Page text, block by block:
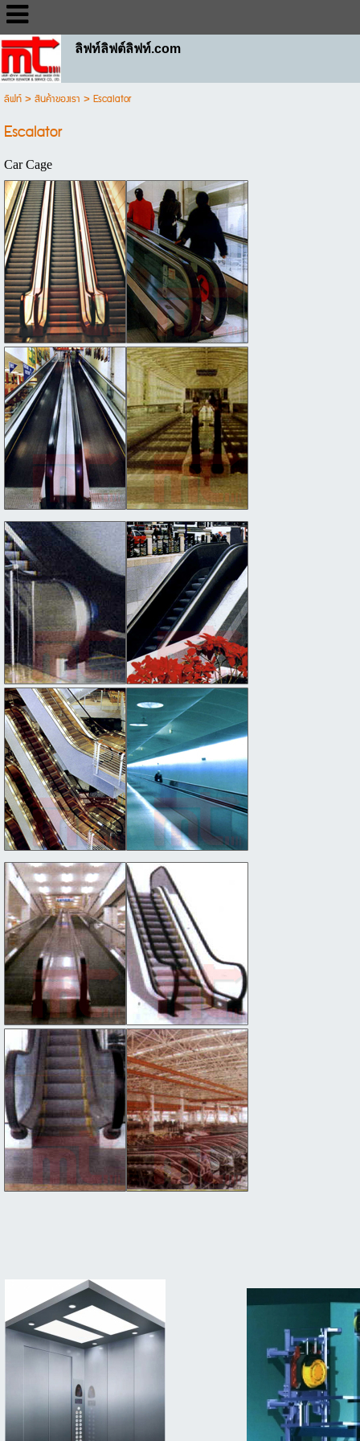
ลิฟท์ลิฟต์ลิฟท์.com
ลิฟท์>สินค้าของเรา >Escalator
Escalator
Car Cage